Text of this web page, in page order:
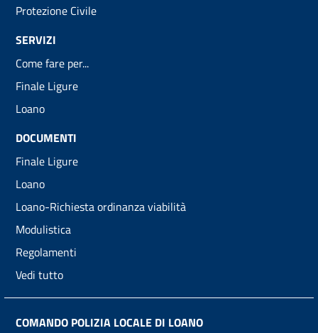
Protezione Civile
SERVIZI
Come fare per...
Finale Ligure
Loano
DOCUMENTI
Finale Ligure
Loano
Loano-Richiesta ordinanza viabilità
Modulistica
Regolamenti
Vedi tutto
COMANDO POLIZIA LOCALE DI LOANO